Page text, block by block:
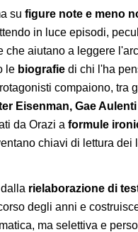
su figure note e meno
in luce episodi,
che aiutano a leggere
le biografie di chi l'ha
compaiono, tra
Eisenman, Gae
da Orazi a formule
chiavi di lettura dei
dalla rielaborazione di
degli anni e
ma selettiva e